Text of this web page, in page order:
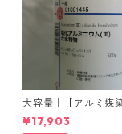
大容量｜【アルミ媒
00g−5本入り｜塩化
ウム
¥17,903